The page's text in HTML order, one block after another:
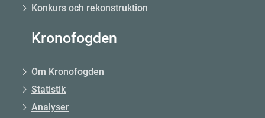
Konkurs och rekonstruktion
Kronofogden
Om Kronofogden
Statistik
Analyser